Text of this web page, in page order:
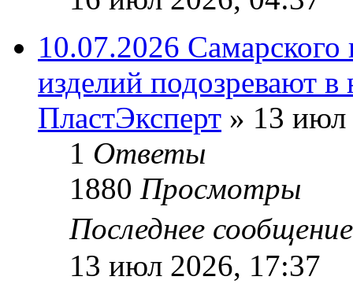
10.07.2026 Самарского
изделий подозревают в
ПластЭксперт » 13 июл
1 Ответы
1880 Просмотры
Последнее
13 июл 2026, 17:37